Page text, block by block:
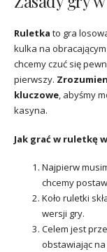
Ruletka to gra
kulka na
chcemy czuć się
pierwszy.
kluczowe, abyśmy
kasyna.
Jak grać w ruletkę
Najpierw
chcemy
Koło ruletki
wersji gry.
Celem jest
obstawiając